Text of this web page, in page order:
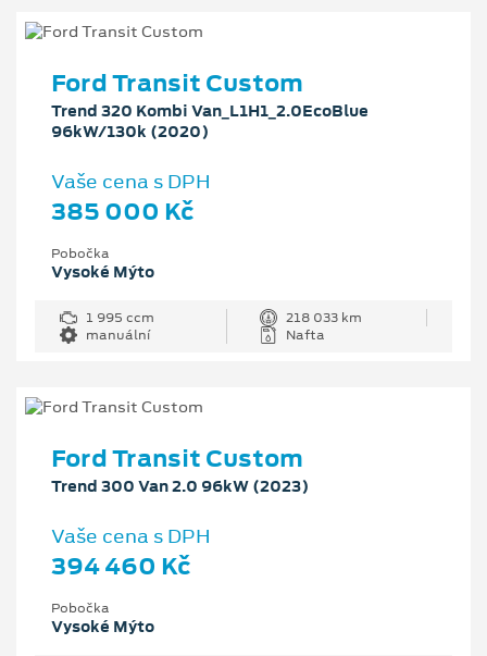
Ford Transit Custom
Trend 320 Kombi Van_L1H1_2.0EcoBlue
96kW/130k (2020)
Vaše cena s DPH
385 000 Kč
Pobočka
Vysoké Mýto
1 995 ccm
218 033 km
manuální
Nafta
Ford Transit Custom
Trend 300 Van 2.0 96kW (2023)
Vaše cena s DPH
394 460 Kč
Pobočka
Vysoké Mýto